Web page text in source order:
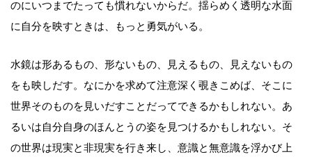
のにいつまでたっても慣れないからだ。揺らめく透明な水面
に自分を映すときは、もっと勇気がいる。
水鏡は形あるもの、形ないもの、見えるもの、見えないもの
をも映しだす。なにかを求めて注意深く覗きこめば、そこに
世界そのものを見いだすことだってできるかもしれない。あ
るいは自分自身のほんとうの姿を見つけるかもしれない。そ
の世界は現実と非現実を行き来し、意識と無意識を浮かび上